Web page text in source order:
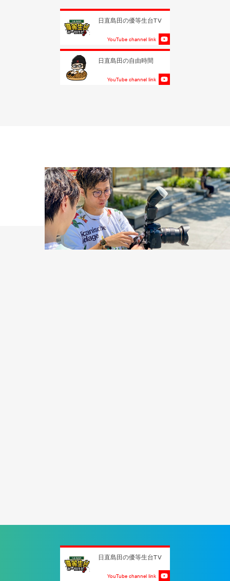
日直島田の優等生台TV
YouTube channel link
日直島田の自由時間
YouTube channel link
日直島田の優等生台TV
YouTube channel link